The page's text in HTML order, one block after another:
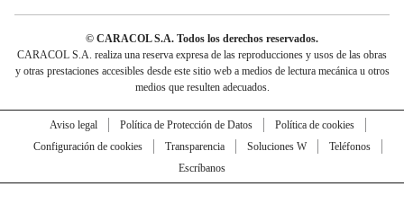
© CARACOL S.A. Todos los derechos reservados.
CARACOL S.A. realiza una reserva expresa de las reproducciones y usos de las obras
y otras prestaciones accesibles desde este sitio web a medios de lectura mecánica u otros
medios que resulten adecuados.
Aviso legal Política de Protección de Datos
Política de cookies
Configuración de cookies
Transparencia Soluciones W
Teléfonos
Escríbanos